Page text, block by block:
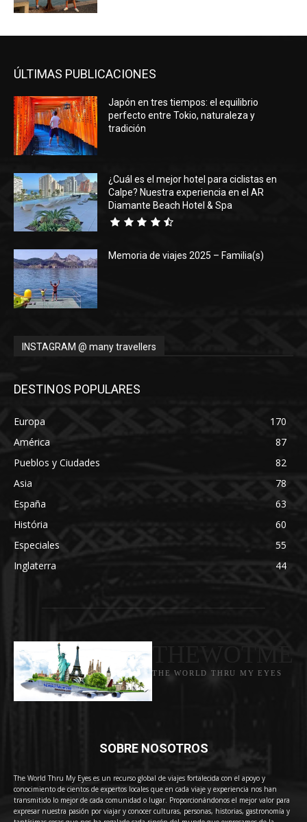
ÚLTIMAS PUBLICACIONES
Japón en tres tiempos: el equilibrio
perfecto entre Tokio, naturaleza y
tradición
¿Cuál es el mejor hotel para ciclistas en
Calpe? Nuestra experiencia en el AR
Diamante Beach Hotel & Spa
Memoria de viajes 2025 – Familia(s)
INSTAGRAM @ many travellers
DESTINOS POPULARES
Europa
170
América
87
Pueblos y Ciudades
82
Asia
78
España
63
História
60
Especiales
55
Inglaterra
44
THE WORLD THRU MY EYES
SOBRE NOSOTROS
The World Thru My Eyes es un recurso global de viajes fortalecida con el apoyo y
conocimiento de cientos de expertos locales que en cada viaje y experiencia nos han
transmitido lo mejor de cada comunidad o lugar. Proporcionándonos el mejor valor para
expresar nuestra pasión por viajar y conocer culturas, personas, historias, gastronomía y